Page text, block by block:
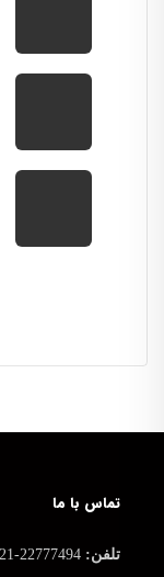
تماس با ما
تلفن: